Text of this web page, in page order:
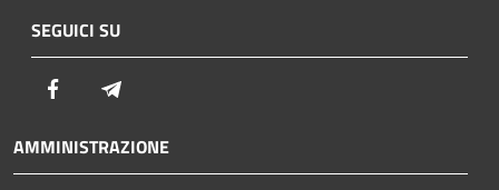
SEGUICI SU
Facebook
AMMINISTRAZIONE